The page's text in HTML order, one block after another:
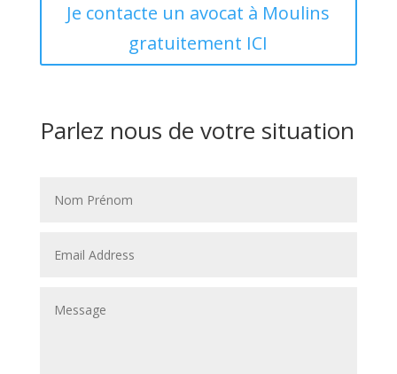
Je contacte un avocat à Moulins
gratuitement ICI
Parlez nous de votre situation